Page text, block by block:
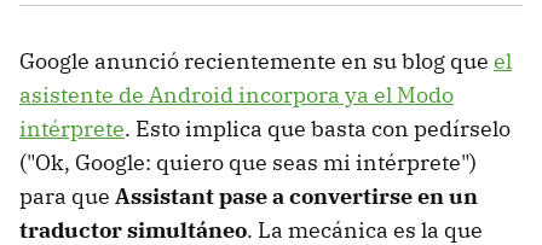
Google anunció recientemente en su blog que el
asistente de Android incorpora ya el Modo
intérprete. Esto implica que basta con pedírselo
("Ok, Google: quiero que seas mi intérprete")
para que Assistant pase a convertirse en un
traductor simultáneo. La mecánica es la que